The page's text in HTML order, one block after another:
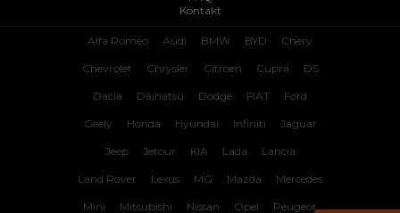
Kontakt
Alfa Romeo Audi BMW BYD Chery
Chevrolet Chrysler Citroen Cupra DS
Dacia Daihatsu Dodge FIAT Ford
Geely Honda Hyundai Infiniti Jaguar
Jeep Jetour KIA Lada Lancia
Land Rover Lexus MG Mazda Mercedes
Mini Mitsubishi Nissan Opel Peugeot